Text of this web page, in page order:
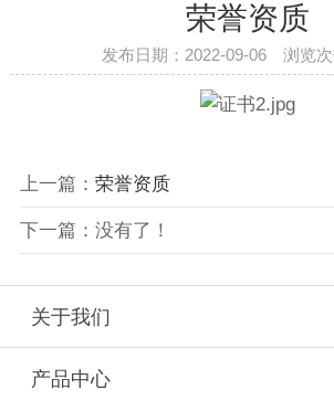
荣誉资质
发布日期：2022-09-06 浏览
上一篇： 荣誉资质
下一篇：没有了！
关于我们
产品中心